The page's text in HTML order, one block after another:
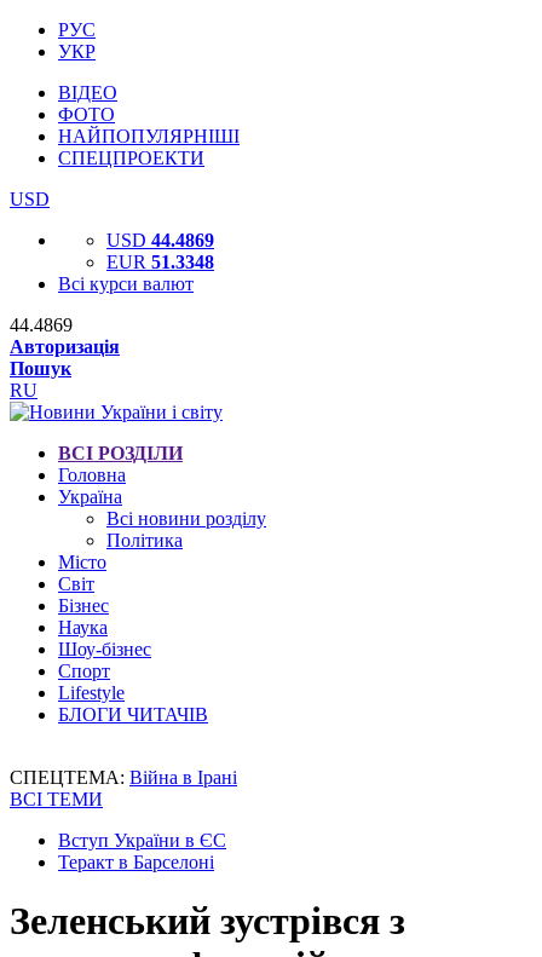
РУС
УКР
ВІДЕО
ФОТО
НАЙПОПУЛЯРНІШІ
СПЕЦПРОЕКТИ
USD
USD 44.4869
EUR 51.3348
Всі курси валют
44.4869
Авторизація
Пошук
RU
ВСІ РОЗДІЛИ
Головна
Україна
Всі новини розділу
Політика
Місто
Світ
Бізнес
Наука
Шоу-бізнес
Спорт
Lifestyle
БЛОГИ ЧИТАЧІВ
СПЕЦТЕМА: Війна в Ірані
ВСІ ТЕМИ
Вступ України в ЄС
Теракт в Барселоні
Зеленський зустрівся з